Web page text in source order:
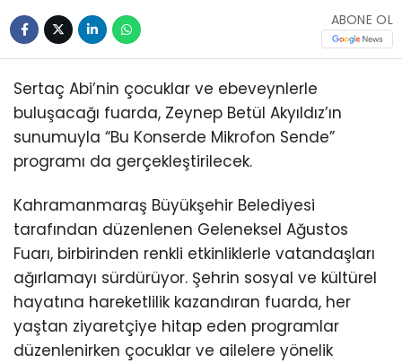
ABONE OL
Sertaç Abi’nin çocuklar ve ebeveynlerle
buluşacağı fuarda, Zeynep Betül Akyıldız’ın
sunumuyla “Bu Konserde Mikrofon Sende”
programı da gerçekleştirilecek.
Kahramanmaraş Büyükşehir Belediyesi
tarafından düzenlenen Geleneksel Ağustos
Fuarı, birbirinden renkli etkinliklerle vatandaşları
ağırlamayı sürdürüyor. Şehrin sosyal ve kültürel
hayatına hareketlilik kazandıran fuarda, her
yaştan ziyaretçiye hitap eden programlar
düzenlenirken çocuklar ve ailelere yönelik